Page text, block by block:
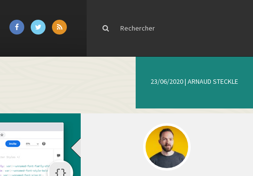
23/06/2020| ARNAUD STECKLE